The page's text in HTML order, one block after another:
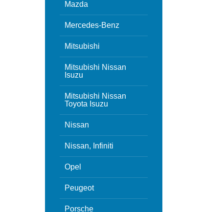
Mazda
Mercedes-Benz
Mitsubishi
Mitsubishi Nissan
Isuzu
Mitsubishi Nissan
Toyota Isuzu
Nissan
Nissan, Infiniti
Opel
Peugeot
Porsche